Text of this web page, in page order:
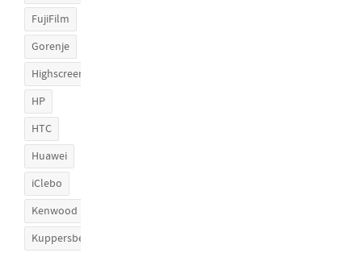
FujiFilm
Gorenje
Highscreen
HP
HTC
Huawei
iClebo
Kenwood
Kuppersberg